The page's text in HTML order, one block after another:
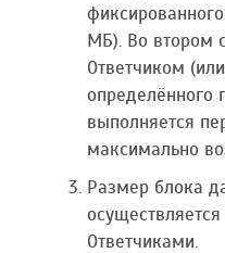
МБ). Во втором
Ответчиком
определённого
выполняется
максимально
Размер блока
Ответчиками.